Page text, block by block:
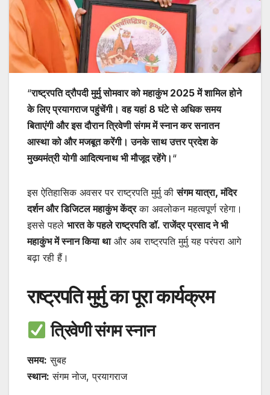
“राष्ट्रपति द्रौपदी मुर्मु सोमवार को महाकुंभ 2025 में शामिल होने
के लिए प्रयागराज पहुंचेंगी। वह यहां 8 घंटे से अधिक समय
बिताएंगी और इस दौरान त्रिवेणी संगम में स्नान कर सनातन
आस्था को और मजबूत करेंगी। उनके साथ उत्तर प्रदेश के
मुख्यमंत्री योगी आदित्यनाथ भी मौजूद रहेंगे। “
इस ऐतिहासिक अवसर पर राष्ट्रपति मुर्मु कीसंगम यात्रा, मंदिर
दर्शन और डिजिटल महाकुंभ केंद्रका अवलोकन महत्वपूर्ण रहेगा।
इससे पहले भारत के पहले राष्ट्रपति डॉ. राजेंद्र प्रसाद ने भी
महाकुंभ में स्नान किया थाऔर अब राष्ट्रपति मुर्मु यह परंपरा आगे
बढ़ा रही हैं।
राष्ट्रपति मुर्मु का पूरा कार्यक्रम
त्रिवेणी संगम स्नान
समय: सुबह
स्थान: संगम नोज, प्रयागराज